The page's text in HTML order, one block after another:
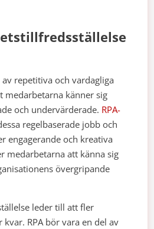
repetitiva och vardagliga
medarbetarna känner sig
och undervärderade. RPA-
regelbaserade jobb och
engagerande och kreativa
medarbetarna att känna sig
övergripande
leder till att fler
RPA bör vara en del av